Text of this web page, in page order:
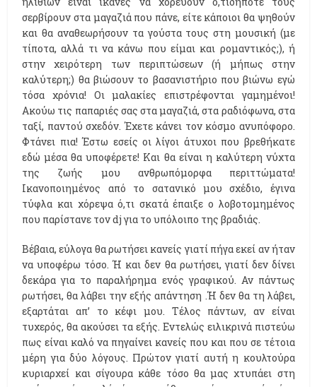
σερβίρουν στα μαγαζιά που πάνε, είτε κάποιοι θα ψηθούν
και θα αναθεωρήσουν τα γούστα τους στη μουσική (με
τίποτα, αλλά τι να κάνω που είμαι και ρομαντικός;), ή
στην χειρότερη των περιπτώσεων (ή μήπως στην
καλύτερη;) θα βιώσουν το βασανιστήριο που βιώνω εγώ
τόσα χρόνια! Οι μαλακίες επιστρέφονται γαμημένοι!
Ακούω τις παπαριές σας στα μαγαζιά, στα ραδιόφωνα, στα
ταξί, παντού σχεδόν. Έχετε κάνει τον κόσμο ανυπόφορο.
Φτάνει πια! Έστω εσείς οι λίγοι άτυχοι που βρεθήκατε
εδώ μέσα θα υποφέρετε! Και θα είναι η καλύτερη νύχτα
της ζωής μου ανθρωπόμορφα περιττώματα!
Ικανοποιημένος από το σατανικό μου σχέδιο, έγινα
τύφλα και χόρεψα ό,τι σκατά έπαιξε ο λοβοτομημένος
που παρίστανε τον dj για το υπόλοιπο της βραδιάς.
Βέβαια, εύλογα θα ρωτήσει κανείς γιατί πήγα εκεί αν ήταν
να υποφέρω τόσο. Ή και δεν θα ρωτήσει, γιατί δεν δίνει
δεκάρα για το παραλήρημα ενός γραφικού. Αν πάντως
ρωτήσει, θα λάβει την εξής απάντηση .Ή δεν θα τη λάβει,
εξαρτάται απ’ το κέφι μου. Τέλος πάντων, αν είναι
τυχερός, θα ακούσει τα εξής. Εντελώς ειλικρινά πιστεύω
πως είναι καλό να πηγαίνει κανείς που και που σε τέτοια
μέρη για δύο λόγους. Πρώτον γιατί αυτή η κουλτούρα
κυριαρχεί και σίγουρα κάθε τόσο θα μας χτυπάει στη